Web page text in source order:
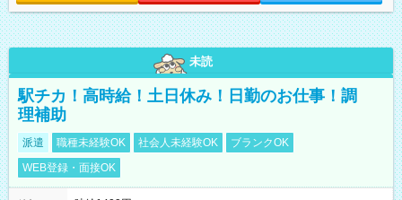
未読
駅チカ！高時給！土日休み！日勤のお仕事！調
理補助
派遣 職種未経験OK 社会人未経験OK
ブランクOK
WEB登録・面接OK